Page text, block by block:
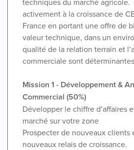
activement à la croissance de
France en portant une offre de
valeur technique, dans un
qualité de la relation terrain et
commerciale sont
Mission 1 - Développement &
Commercial (50%)
Développer le chiffre d’affaires
marché sur votre zone
Prospecter de nouveaux
nouveaux relais de croissance.